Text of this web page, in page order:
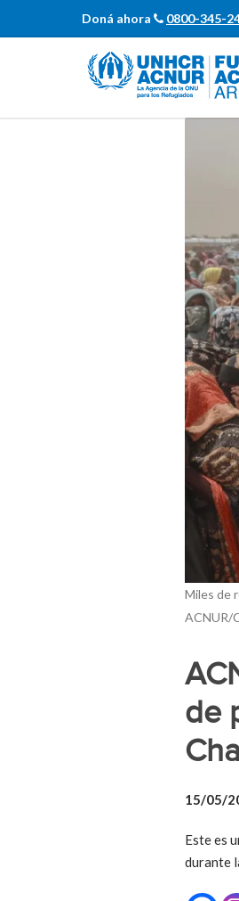
Doná ahora 0800-345-
Miles de
ACNUR/
de
15/05/
Este es
durante